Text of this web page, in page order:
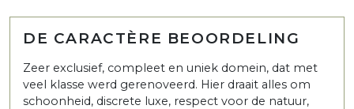
DE CARACTÈRE BEOORDELING
Zeer exclusief, compleet en uniek domein, dat met
veel klasse werd gerenoveerd. Hier draait alles om
schoonheid, discrete luxe, respect voor de natuur,